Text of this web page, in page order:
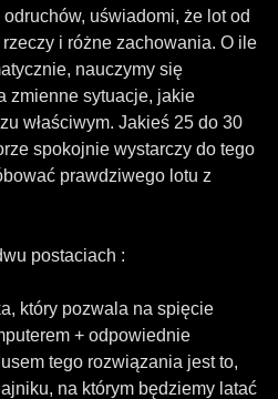
uświadomi, że lot od
i różne zachowania. O ile
nauczymy się
zmienne sytuacje, jakie
właściwym. Jakieś 25 do 30
spokojnie wystarczy do tego
prawdziwego lotu z
postaciach :
który pozwala na spięcie
+ odpowiednie
tego rozwiązania jest to,
na którym będziemy latać